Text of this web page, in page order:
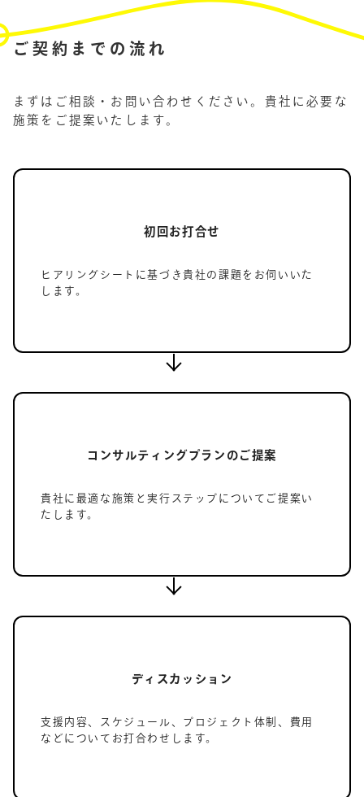
ご契約までの流れ
まずはご相談・お問い合わせください。貴社に必要な
施策をご提案いたします。
初回お打合せ
ヒアリングシートに基づき貴社の課題をお伺いいた
します。
コンサルティングプランのご提案
貴社に最適な施策と実行ステップについてご提案い
たします。
ディスカッション
支援内容、スケジュール、プロジェクト体制、費用
などについてお打合わせします。